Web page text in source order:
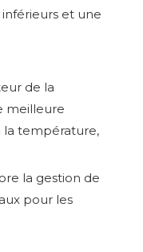
et une
de la
meilleure
la température,
la gestion de
pour les